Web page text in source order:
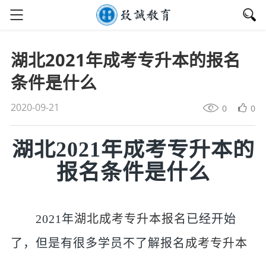
湖北2021年成考专升本的报名
条件是什么
2020-09-21 0 0
湖北2021年成考专升本的
报名条件是什么
2021年湖北成考专升本报名 已经开始
了，但是有很多学员不了解报名 成考专升本